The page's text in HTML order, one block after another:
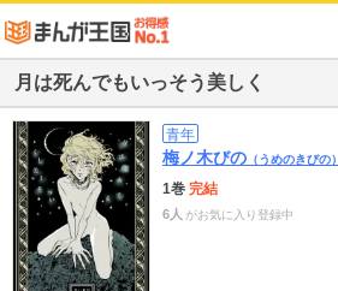
月は死んでもいっそう美しく
青年
梅ノ木びの （うめのきびの）
1巻 完結
6人 がお気に入り登録中